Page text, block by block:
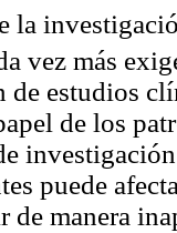
la
vez más
estudios
de los
puede
manera